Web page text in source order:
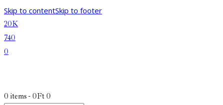
Skip to contentSkip to footer
20K
740
0
0 items - 0Ft 0